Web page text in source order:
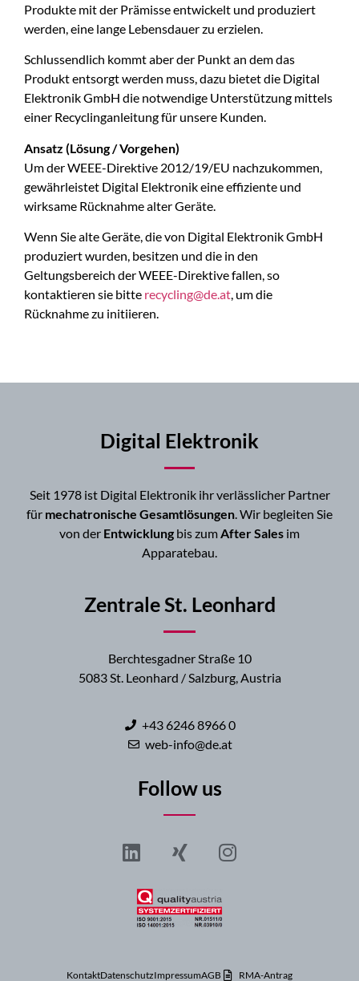
Produkte mit der Prämisse entwickelt und produziert
werden, eine lange Lebensdauer zu erzielen.
Schlussendlich kommt aber der Punkt an dem das
Produkt entsorgt werden muss, dazu bietet die Digital
Elektronik GmbH die notwendige Unterstützung mittels
einer Recyclinganleitung für unsere Kunden.
Ansatz (Lösung / Vorgehen)
Um der WEEE-Direktive 2012/19/EU nachzukommen,
gewährleistet Digital Elektronik eine effiziente und
wirksame Rücknahme alter Geräte.
Wenn Sie alte Geräte, die von Digital Elektronik GmbH
produziert wurden, besitzen und die in den
Geltungsbereich der WEEE-Direktive fallen, so
kontaktieren sie bitte recycling@de.at, um die
Rücknahme zu initiieren.
Digital Elektronik
Seit 1978 ist Digital Elektronik ihr verlässlicher Partner
für mechatronische Gesamtlösungen. Wir begleiten Sie
von der Entwicklung bis zumAfter Sales im
Apparatebau.
Zentrale St. Leonhard
Berchtesgadner Straße 10
5083 St. Leonhard / Salzburg, Austria
+43 6246 8966 0
web-info@de.at
Follow us
KontaktDatenschutzImpressumAGB RMA-Antrag